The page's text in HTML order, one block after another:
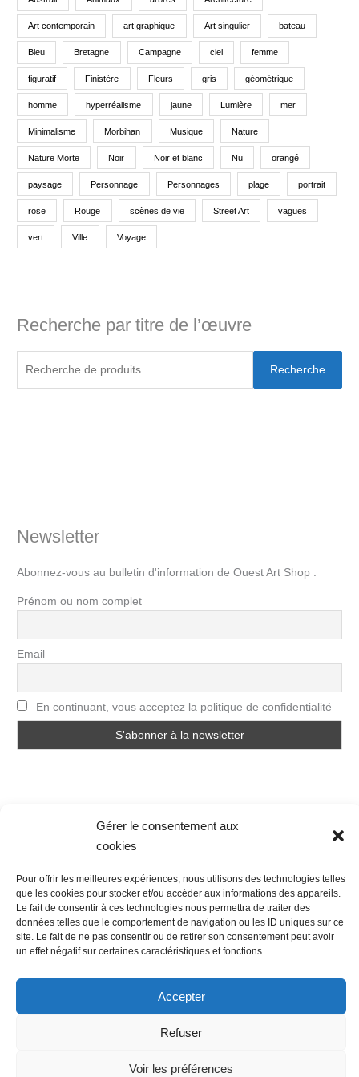
Gérer le consentement aux
cookies
Pour offrir les meilleures expériences, nous utilisons des technologies telles
que les cookies pour stocker et/ou accéder aux informations des appareils.
Le fait de consentir à ces technologies nous permettra de traiter des
données telles que le comportement de navigation ou les ID uniques sur ce
site. Le fait de ne pas consentir ou de retirer son consentement peut avoir
un effet négatif sur certaines caractéristiques et fonctions.
Accepter
Refuser
Voir les préférences
Art contemporain art graphique Art singulier bateau
Bleu Bretagne Campagne ciel femme
figuratif Finistère Fleurs gris géométrique
homme hyperréalisme jaune Lumière mer
Minimalisme Morbihan Musique Nature
Nature Morte Noir Noir et blanc Nu orangé
paysage Personnage Personnages plage portrait
rose Rouge scènes de vie Street Art vagues
vert Ville Voyage
Recherche par titre de l’œuvre
Recherche
Newsletter
Abonnez-vous au bulletin d'information de Ouest Art Shop :
Prénom ou nom complet
Email
En continuant, vous acceptez la politique de confidentialité
Politique de confidentialité
Mentions légales
Mon compte
Mot de passe perdu
Newsletter Politique de cookies (UE)